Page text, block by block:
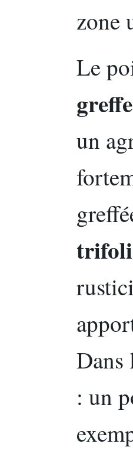
zone
Le
greffe
un
Dans
: un